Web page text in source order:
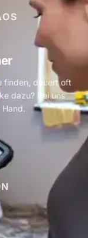
finden, dauert oft
dazu? Bei uns
Hand.